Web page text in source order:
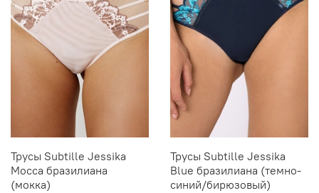
Трусы Subtille Jessika
Mocca бразилиана
(мокка)
Трусы Subtille Jessika
Blue бразилиана (темно-
синий/бирюзовый)